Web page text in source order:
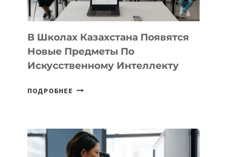
ПРОГРАММУ
ДЛЯ
ТЕХНОЛОГИЧЕСКИХ
В Школах Казахстана Появятся
Новые Предметы По
Искусственному Интеллекту
ПОДРОБНЕЕ В
НОВЫЕ
ПРЕДМЕТЫ